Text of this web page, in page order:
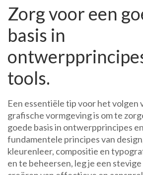
Zorg voor een
basis in
tools.
Een essentiële tip voor het volgen
grafische vormgeving is om te
goede basis in ontwerpprincipes
fundamentele principes van
kleurenleer, compositie en
en te beheersen, leg je een